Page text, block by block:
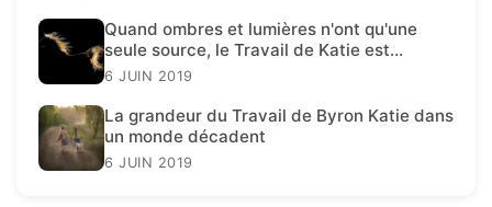
Quand ombres et lumières n'ont qu'une
seule source, le Travail de Katie est
présent.
6 JUIN 2019
La grandeur du Travail de Byron Katie dans
un monde décadent
6 JUIN 2019